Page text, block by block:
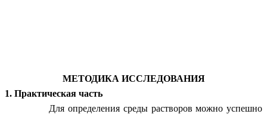
МЕТОДИКА ИССЛЕДОВАНИЯ
1. Практическая часть
Для определения среды растворов можно успешно